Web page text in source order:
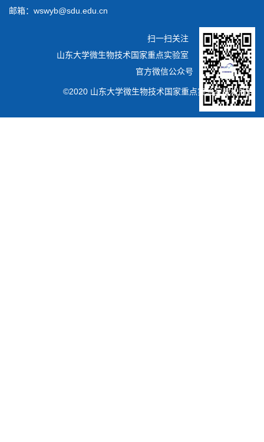
邮箱：wswyb@sdu.edu.cn
扫一扫关注
山东大学微生物技术国家重点实验室
官方微信公众号
©2020 山东大学微生物技术国家重点实验室版权所有